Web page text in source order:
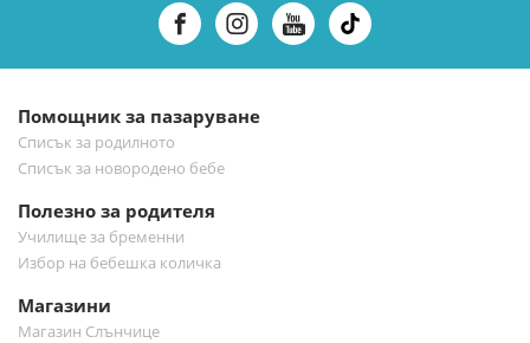
бюлетин:
Помощник за пазаруване
Списък за родилното
Списък за новородено бебе
Полезно за родителя
Училище за бременни
Избор на бебешка количка
Магазини
Магазин Слънчице